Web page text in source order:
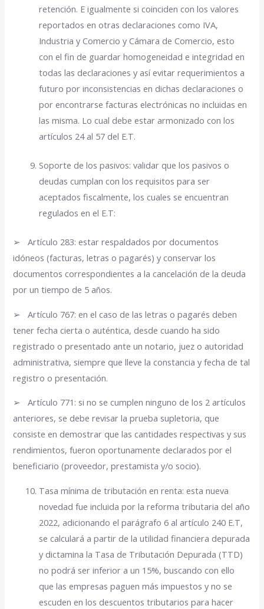
retención. E igualmente si coinciden con los valores
reportados en otras declaraciones como IVA,
Industria y Comercio y Cámara de Comercio, esto
con el fin de guardar homogeneidad e integridad en
todas las declaraciones y así evitar requerimientos a
futuro por inconsistencias en dichas declaraciones o
por encontrarse facturas electrónicas no incluidas en
las misma. Lo cual debe estar armonizado con los
artículos 24 al 57 del E.T.
Soporte de los pasivos: validar que los pasivos o
deudas cumplan con los requisitos para ser
aceptados fiscalmente, los cuales se encuentran
regulados en el E.T:
➢
Artículo 283: estar respaldados por documentos
idóneos (facturas, letras o pagarés) y conservar los
documentos correspondientes a la cancelación de la deuda
por un tiempo de 5 años.
➢
Artículo 767: en el caso de las letras o pagarés deben
tener fecha cierta o auténtica, desde cuando ha sido
registrado o presentado ante un notario, juez o autoridad
administrativa, siempre que lleve la constancia y fecha de tal
registro o presentación.
➢
Artículo 771: si no se cumplen ninguno de los 2 artículos
anteriores, se debe revisar la prueba supletoria, que
consiste en demostrar que las cantidades respectivas y sus
rendimientos, fueron oportunamente declarados por el
beneficiario (proveedor, prestamista y/o socio).
Tasa mínima de tributación en renta: esta nueva
novedad fue incluida por la reforma tributaria del año
2022, adicionando el parágrafo 6 al artículo 240 E.T,
se calculará a partir de la utilidad financiera depurada
y dictamina la Tasa de Tributación Depurada (TTD)
no podrá ser inferior a un 15%, buscando con ello
que las empresas paguen más impuestos y no se
escuden en los descuentos tributarios para hacer